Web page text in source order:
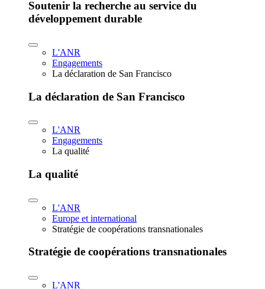
Soutenir la recherche au service du
développement durable
L'ANR
Engagements
La déclaration de San Francisco
La déclaration de San Francisco
L'ANR
Engagements
La qualité
La qualité
L'ANR
Europe et international
Stratégie de coopérations transnationales
Stratégie de coopérations transnationales
L'ANR